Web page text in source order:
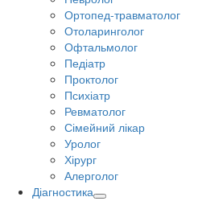
Ортопед-травматолог
Отоларинголог
Офтальмолог
Педіатр
Проктолог
Психіатр
Ревматолог
Сімейний лікар
Уролог
Хірург
Алерголог
Діагностика